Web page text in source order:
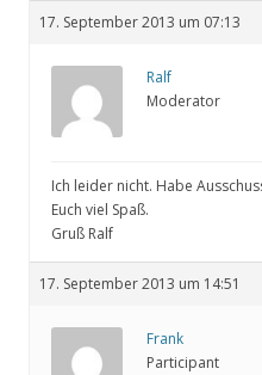
17. September 2013 um 07:13
Ralf
Moderator
Ich leider nicht. Habe
Euch viel Spaß.
Gruß Ralf
17. September 2013 um 14:51
Frank
Participant